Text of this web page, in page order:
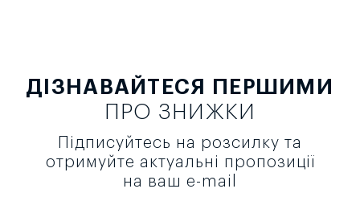
ДІЗНАВАЙТЕСЯ ПЕРШИМИ
ПРО ЗНИЖКИ
Підписуйтесь на розсилку та
отримуйте актуальні пропозиції
на ваш e-mail